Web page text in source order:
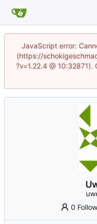
JavaScript error:
(https://
?v=1.22.4 @
0